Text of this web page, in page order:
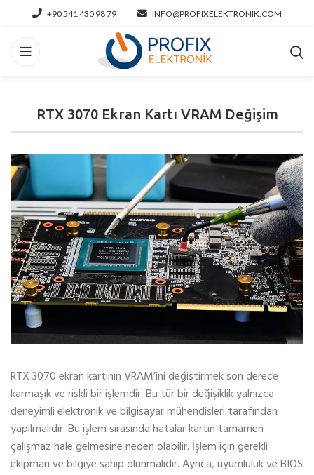
+90 541 430 98 79 INFO@PROFIXELEKTRONIK.COM
RTX 3070 Ekran Kartı VRAM Değişim
RTX 3070 ekran kartının VRAM’ini değiştirmek son derece
karmaşık ve riskli bir işlemdir. Bu tür bir değişiklik yalnızca
deneyimli elektronik ve bilgisayar mühendisleri tarafından
yapılmalıdır. Bu işlem sırasında hatalar kartın tamamen
çalışmaz hale gelmesine neden olabilir. İşlem için gerekli
ekipman ve bilgiye sahip olunmalıdır. Ayrıca, uyumluluk ve BIOS